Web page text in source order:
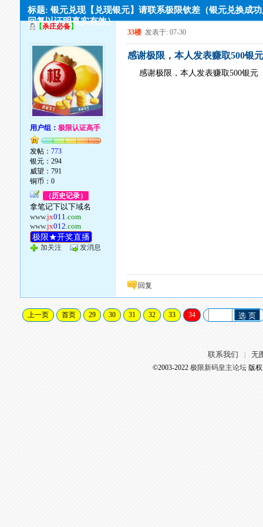
标题: 银元兑现【兑现银元】请联系极限钦差（银元兑换成
回复以证明真实有效）
【杀庄必备】
用户组：极限认证高手
发帖：773
银元：294
威望：791
铜币：0
（历史记录）
拿笔记下以下域名
www.jx011.com
www.jx012.com
极限★开奖直播
加关注 发消息
33楼 发表于: 07-30
感谢极限，本人发表赚取500银
感谢极限，本人发表赚取500银元
回复
上一页 首页 29 30 31 32 33 34 选 页
联系我们 无
©2003-2022 极限新码皇主论坛版权